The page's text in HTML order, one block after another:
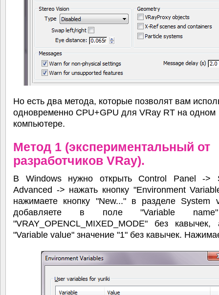
Но есть два метода, которые позволят вам
одновременно CPU+GPU для VRay RT на одном
компьютере.
Метод 1 (экспериментальный от
разработчиков VRay).
В Windows нужно открыть Control Panel ->
Advanced -> нажать кнопку "Environment
нажимаете кнопку "New..." в разделе System
добавляете в поле "Variable
"VRAY_OPENCL_MIXED_MODE" без
"Variable value" значение "1" без кавычек.